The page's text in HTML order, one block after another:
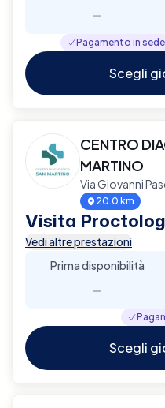
-
Pagamento in sede
Scegli
CENTRO
MARTINO
Via Giovanni
20.0 km
Visita
Vedi altre prestazioni
Prima disponibilità
-
Scegli